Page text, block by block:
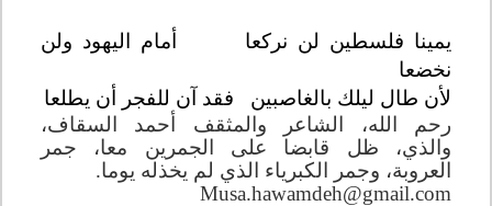
يمينا فلسطين لن نركعا
أمام اليهود ولن
نخضعا
لأن طال ليلك بالغاصبين
فقد آن للفجر أن يطلعا
رحم الله، الشاعر والمثقف أحمد السقاف،
والذي، ظل قابضا على الجمرين معا، جمر
العروبة، وجمر الكبرياء الذي لم يخذله يوما.
Musa.hawamdeh@gmail.com